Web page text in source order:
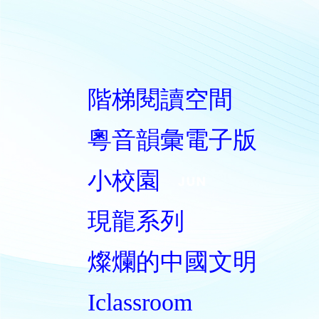
階梯閱讀空間
粵音韻彙電子版
小校園
現龍系列
燦爛的中國文明
Iclassroom